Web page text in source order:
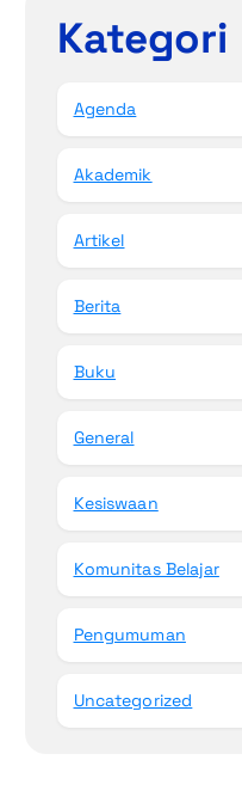
Kategori
Agenda
Akademik
Artikel
Berita
Buku
General
Kesiswaan
Komunitas Belajar
Pengumuman
Uncategorized